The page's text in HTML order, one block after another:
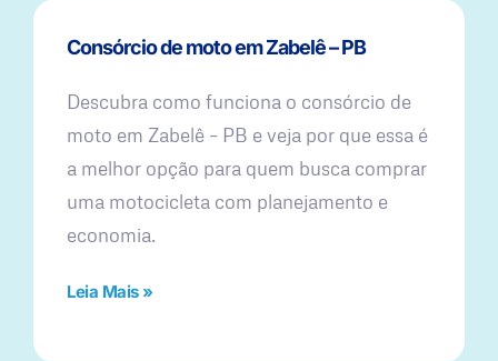
Consórcio de moto em Zabelê – PB
Descubra como funciona o consórcio de
moto em Zabelê – PB e veja por que essa é
a melhor opção para quem busca comprar
uma motocicleta com planejamento e
economia.
Leia Mais »